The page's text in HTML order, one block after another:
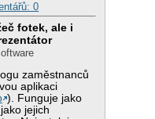
0
fotek, ale i
zaměstnanců
aplikaci
). Funguje jako
jejich